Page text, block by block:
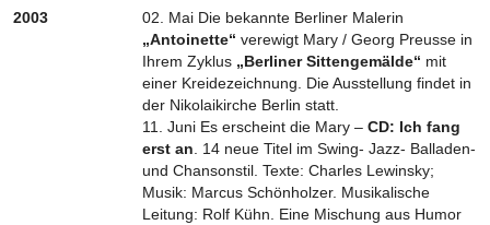
2003
02. Mai Die bekannte Berliner Malerin
„Antoinette“ verewigt Mary / Georg Preusse in
Ihrem Zyklus „Berliner Sittengemälde“ mit
einer Kreidezeichnung. Die Ausstellung findet in
der Nikolaikirche Berlin statt.
11. Juni Es erscheint die Mary – CD: Ich fang
erst an . 14 neue Titel im Swing- Jazz- Balladen-
und Chansonstil. Texte: Charles Lewinsky;
Musik: Marcus Schönholzer. Musikalische
Leitung: Rolf Kühn. Eine Mischung aus Humor